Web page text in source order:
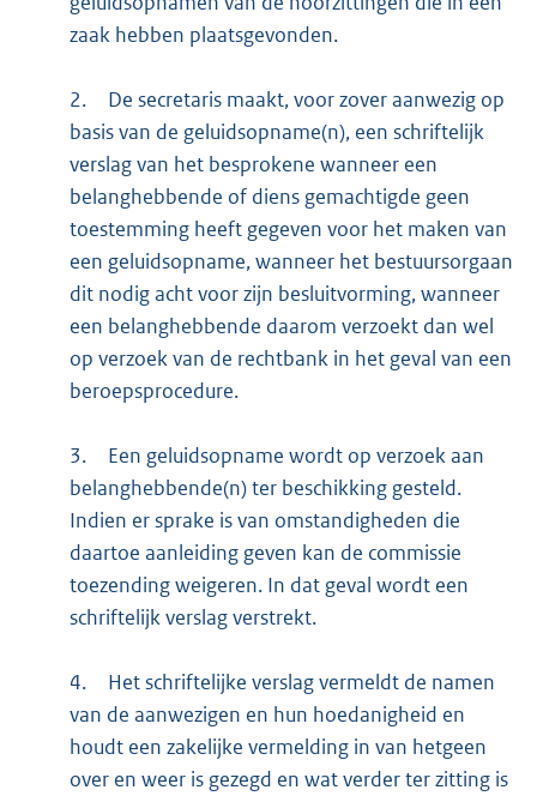
zaak hebben plaatsgevonden.
2.
De secretaris maakt, voor zover aanwezig op
basis van de geluidsopname(n), een schriftelijk
verslag van het besprokene wanneer een
belanghebbende of diens gemachtigde geen
toestemming heeft gegeven voor het maken van
een geluidsopname, wanneer het bestuursorgaan
dit nodig acht voor zijn besluitvorming, wanneer
een belanghebbende daarom verzoekt dan wel
op verzoek van de rechtbank in het geval van een
beroepsprocedure.
3.
Een geluidsopname wordt op verzoek aan
belanghebbende(n) ter beschikking gesteld.
Indien er sprake is van omstandigheden die
daartoe aanleiding geven kan de commissie
toezending weigeren. In dat geval wordt een
schriftelijk verslag verstrekt.
4.
Het schriftelijke verslag vermeldt de namen
van de aanwezigen en hun hoedanigheid en
houdt een zakelijke vermelding in van hetgeen
over en weer is gezegd en wat verder ter zitting is